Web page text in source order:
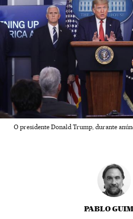
O presidente Donald Trump, durante
PABLO